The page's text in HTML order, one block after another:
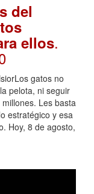
del
ellos.
gatos no
pelota, ni seguir
Les basta
estratégico y esa
Hoy, 8 de agosto,